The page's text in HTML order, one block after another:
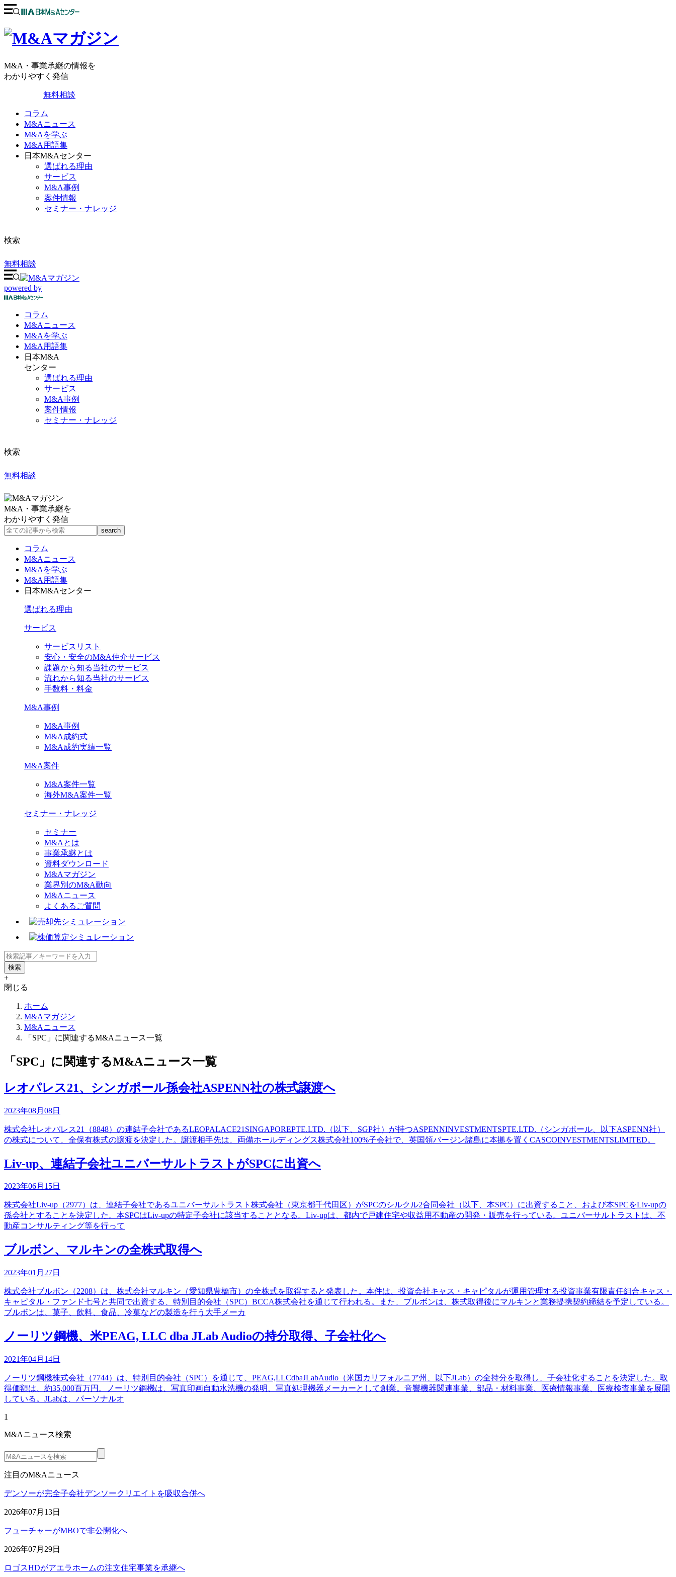
M&A・事業承継の情報を
わかりやすく発信
無料相談
コラム
M&Aニュース
M&Aを学ぶ
M&A用語集
日本M&Aセンター
選ばれる理由
サービス
M&A事例
案件情報
セミナー・ナレッジ
検索
無料相談
powered by
コラム
M&Aニュース
M&Aを学ぶ
M&A 用語集
日本M&A
センター
選ばれる理由
サービス
M&A事例
案件情報
セミナー・ナレッジ
検索
無料相談
M&A・事業承継を
わかりやすく発信
コラム
M&Aニュース
M&Aを学ぶ
M&A用語集
日本M&Aセンター
選ばれる理由
サービス
サービスリスト
安心・安全のM&A仲介サービス
課題から知る当社のサービス
流れから知る当社のサービス
手数料・料金
M&A事例
M&A事例
M&A成約式
M&A成約実績一覧
M&A案件
M&A案件一覧
海外M&A案件一覧
セミナー・ナレッジ
セミナー
M&Aとは
事業承継とは
資料ダウンロード
M&Aマガジン
業界別のM&A動向
M&Aニュース
よくあるご質問
+
閉じる
ホーム
M&Aマガジン
M&Aニュース
「SPC」に関連するM&Aニュース一覧
「SPC」に関連するM&Aニュース一覧
レオパレス21、シンガポール孫会社ASPENN社の株式譲渡へ
2023年08月08日
株式会社レオパレス21（8848）の連結子会社であるLEOPALACE21SINGAPOREPTE.LTD.（以下、SGP社）が持つASPENNINVESTMENTSPTE.LTD.（シンガポール、以下ASPENN社）
の株式について、全保有株式の譲渡を決定した。譲渡相手先は、両備ホールディングス株式会社100%子会社で、英国領バージン諸島に本拠を置くCASCOINVESTMENTSLIMITED。
Liv-up、連結子会社ユニバーサルトラストがSPCに出資へ
2023年06月15日
株式会社Liv-up（2977）は、連結子会社であるユニバーサルトラスト株式会社（東京都千代田区）がSPCのシルクル2合同会社（以下、本SPC）に出資すること、および本SPCをLiv-upの
孫会社とすることを決定した。本SPCはLiv-upの特定子会社に該当することとなる。Liv-upは、都内で戸建住宅や収益用不動産の開発・販売を行っている。ユニバーサルトラストは、不
動産コンサルティング等を行って
ブルボン、マルキンの全株式取得へ
2023年01月27日
株式会社ブルボン（2208）は、株式会社マルキン（愛知県豊橋市）の全株式を取得すると発表した。本件は、投資会社キャス・キャピタルが運用管理する投資事業有限責任組合キャス・
キャピタル・ファンド七号と共同で出資する、特別目的会社（SPC）BCCA株式会社を通じて行われる。また、ブルボンは、株式取得後にマルキンと業務提携契約締結を予定している。
ブルボンは、菓子、飲料、食品、冷菓などの製造を行う大手メーカ
ノーリツ鋼機、米PEAG, LLC dba JLab Audioの持分取得、子会社化へ
2021年04月14日
ノーリツ鋼機株式会社（7744）は、特別目的会社（SPC）を通じて、PEAG,LLCdbaJLabAudio（米国カリフォルニア州、以下JLab）の全持分を取得し、子会社化することを決定した。取
得価額は、約35,000百万円。ノーリツ鋼機は、写真印画自動水洗機の発明、写真処理機器メーカーとして創業。音響機器関連事業、部品・材料事業、医療情報事業、医療検査事業を展開
している。JLabは、パーソナルオ
1
M&Aニュース検索
注目のM&Aニュース
デンソーが完全子会社デンソークリエイトを吸収合併へ
2026年07月13日
フューチャーがMBOで非公開化へ
2026年07月29日
ロゴスHDがアエラホームの注文住宅事業を承継へ